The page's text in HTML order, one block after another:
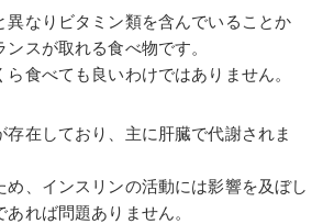
異なりビタミン類を含んでいることか
スが取れる食べ物です。
ら食べても良いわけではありません。
存在しており、主に肝臓で代謝されま
め、インスリンの活動には影響を及ぼし
れば問題ありません。